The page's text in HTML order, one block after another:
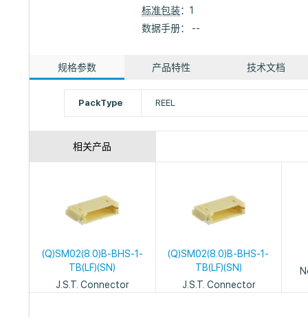
标准包装：1
数据手册： --
规格参数 产品特性 技术文档
PackType REEL
相关产品
(Q)SM02(8.0)B-BHS-1-
TB(LF)(SN)
J.S.T. Connector
(Q)SM02(8.0)B-BHS-1-
TB(LF)(SN)
J.S.T. Connector